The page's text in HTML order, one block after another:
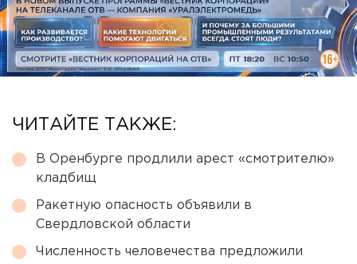
ЧИТАЙТЕ ТАКЖЕ:
В Оренбурге продлили арест «смотрителю»
кладбищ
Ракетную опасность объявили в
Свердловской области
Численность человечества предложили